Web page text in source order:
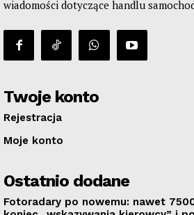
wiadomości dotyczące handlu
Twoje konto
Rejestracja
Moje konto
Ostatnio dodane
Fotoradary po nowemu: nawet